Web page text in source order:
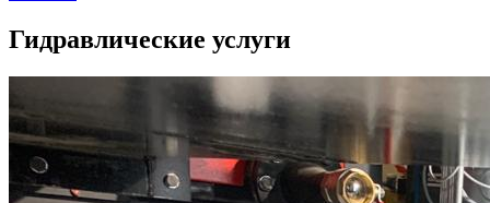
Гидравлические услуги